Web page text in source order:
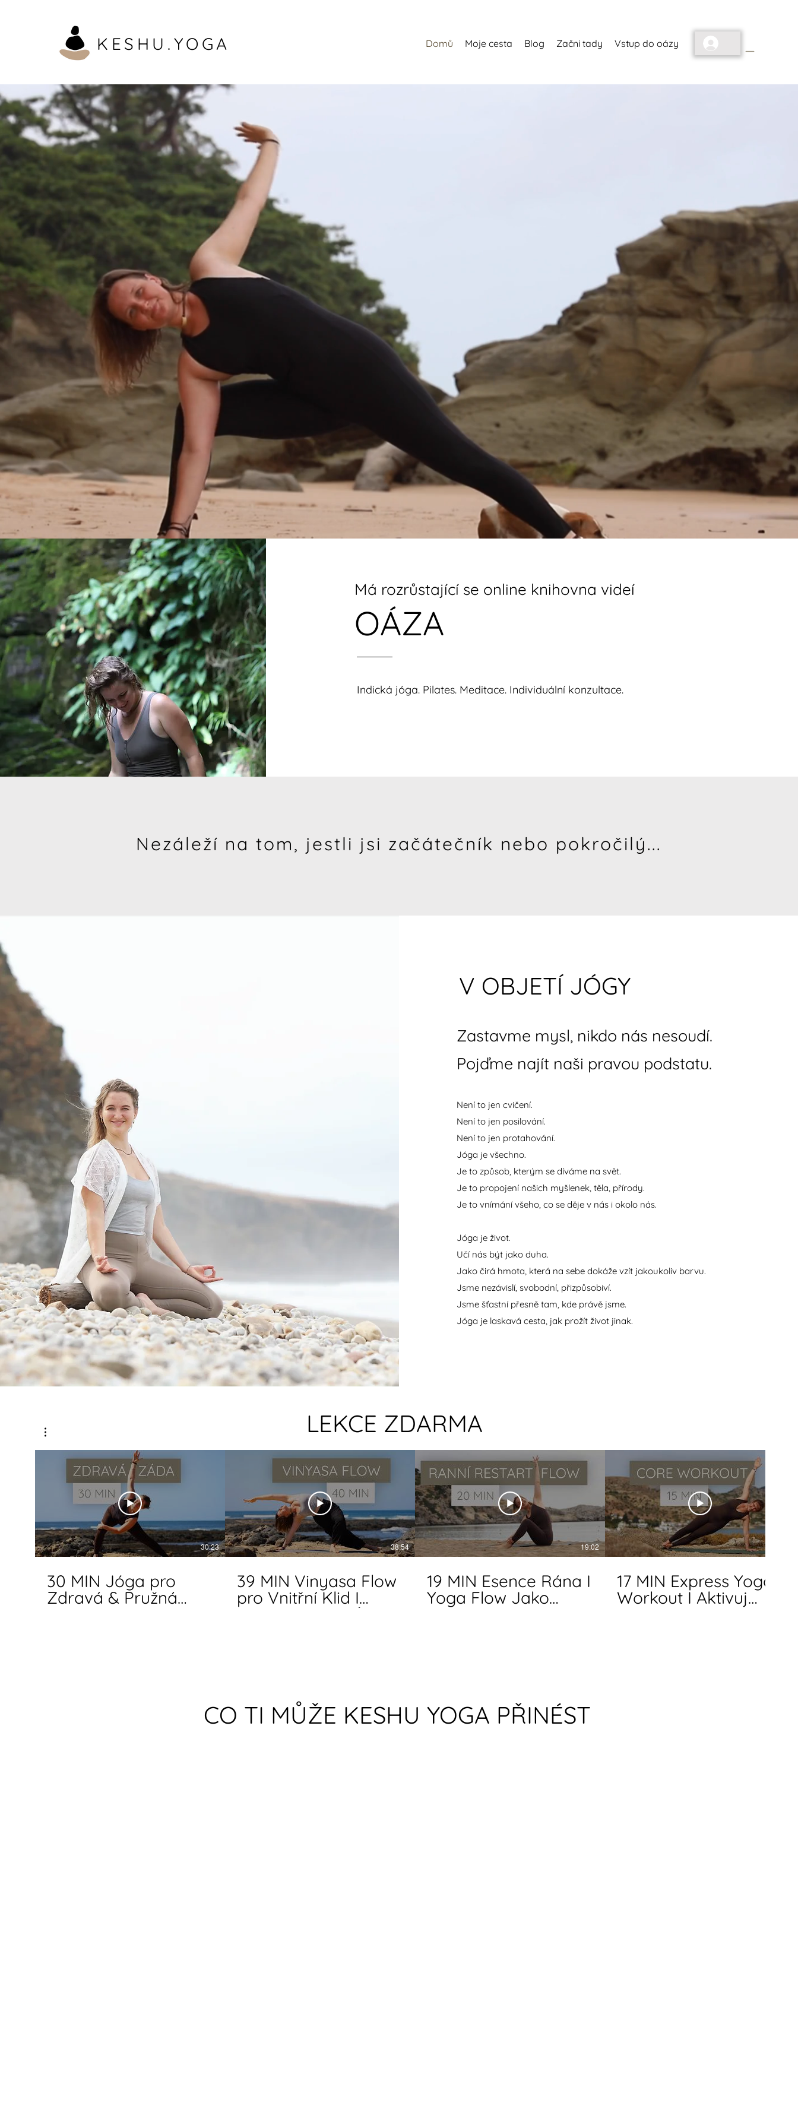
KESHU.YOGA Domů Moje cesta Blog Začni tady Vstup do oázy
Má rozrůstající se online knihovna videí
OÁZA
Indická jóga. Pilates. Meditace. Individuální konzultace.
Nezáleží na tom, jestli jsi začátečník nebo pokročilý...
V OBJETÍ JÓGY
Zastavme mysl, nikdo nás nesoudí.
Pojďme najít naši pravou podstatu.
Není to jen cvičení.
Není to jen posilování.
Není to jen protahování.
Jóga je všechno.
Je to způsob, kterým se díváme na svět.
Je to propojení našich myšlenek, těla, přírody.
Je to vnímání všeho, co se děje v nás i okolo nás.
Jóga je život.
Učí nás být jako duha.
Jako čirá hmota, která na sebe dokáže vzít jakoukoliv barvu.
Jsme nezávislí, svobodní, přizpůsobiví.
Jsme šťastní přesně tam, kde právě jsme.
Jóga je laskavá cesta, jak prožít život jinak.
30:23
30 MIN Jóga pro
Zdravá & Pružná
38:54
39 MIN Vinyasa Flow
pro Vnitřní Klid I
Uvolni se & Pusť
19:02
19 MIN Esence Rána I
Yoga Flow Jako
Rituál Pro Tělo i Mysl
17 MIN Express Yoga
Workout I Aktivuj
Core & Tvaruj Celé
LEKCE ZDARMA
CO TI MŮŽE KESHU YOGA PŘINÉST